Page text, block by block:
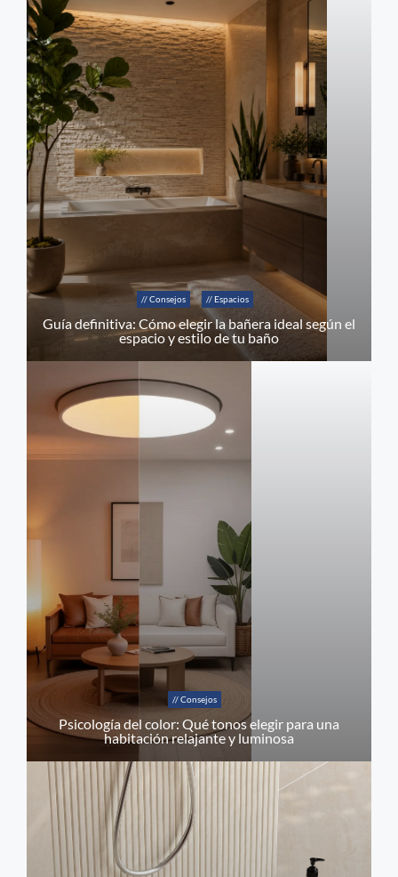
// Consejos // Espacios
Guía definitiva: Cómo elegir la bañera ideal según el
espacio y estilo de tu baño
// Consejos
Psicología del color: Qué tonos elegir para una
habitación relajante y luminosa